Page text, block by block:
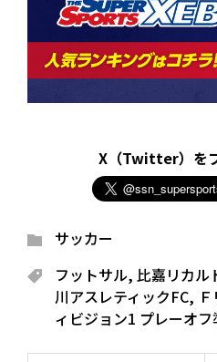
X（Twitter）を
サッカー
フットサル, 比嘉リカル
川アスレティックFC,
ィビジョン1 プレーオ